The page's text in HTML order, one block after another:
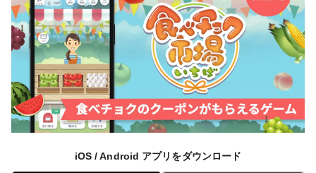
iOS / Android アプリをダウンロード